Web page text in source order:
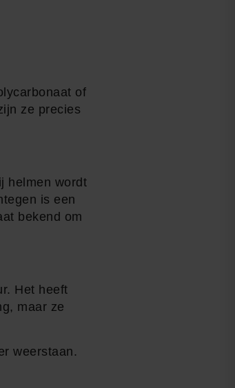
of
ze precies
helmen wordt
is een
bekend om
Het heeft
maar ze
weerstaan.